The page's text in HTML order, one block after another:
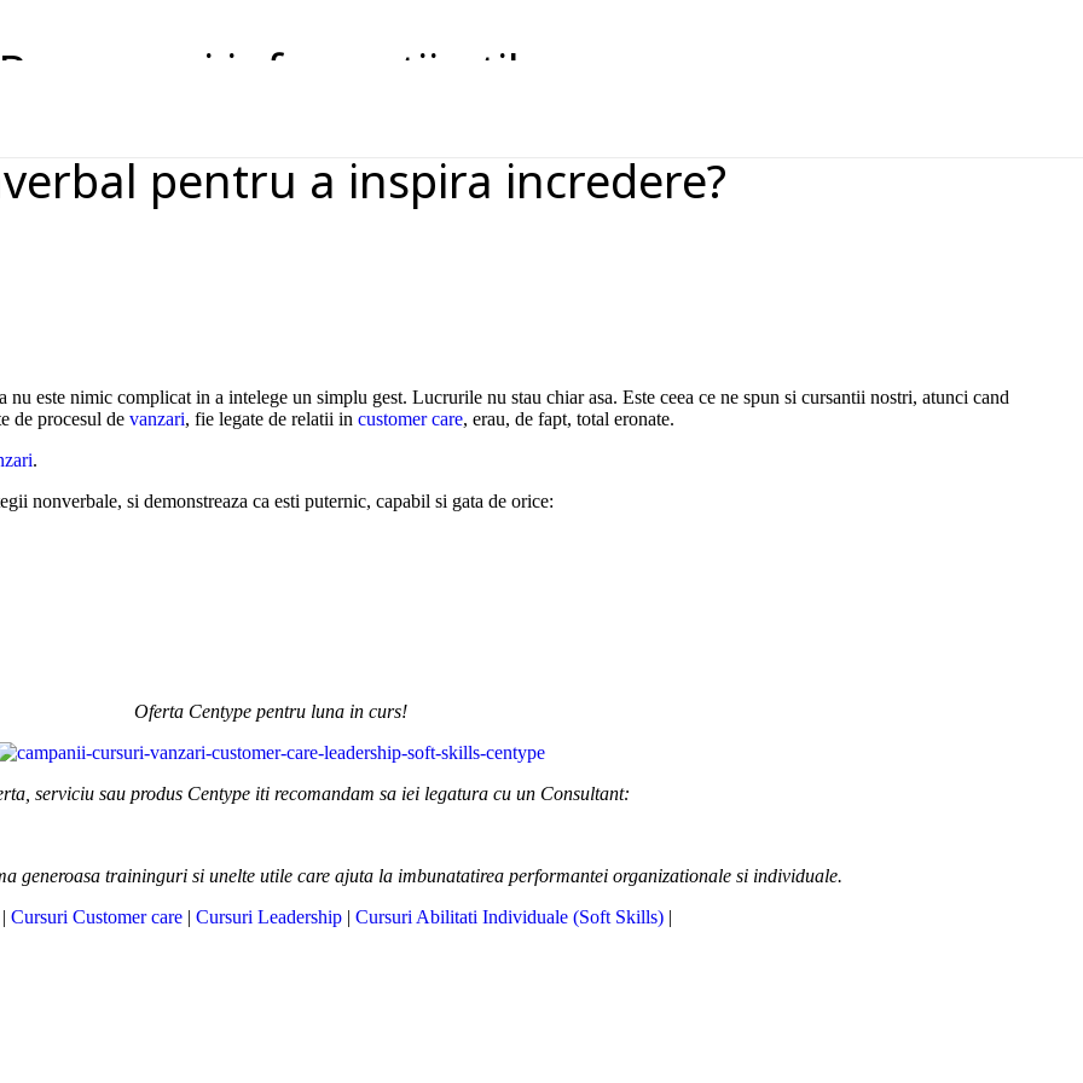
Resurse si informatii utile
pentru a inspira incredere?
este nimic complicat in a intelege un simplu gest. Lucrurile nu stau chiar asa. Este ceea ce ne spun si cursantii nostri, atunci cand
de procesul de vanzari, fie legate de relatii in customer care, erau, de fapt, total eronate.
.
nonverbale, si demonstreaza ca esti puternic, capabil si gata de orice:
Oferta Centype pentru luna in curs!
serviciu sau produs Centype iti recomandam sa iei legatura cu un Consultant:
generoasa traininguri si unelte utile care ajuta la imbunatatirea performantei organizationale si individuale.
| Cursuri Customer care | Cursuri Leadership | Cursuri Abilitati Individuale (Soft Skills) |